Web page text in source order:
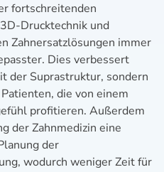
fortschreitenden
Drucktechnik und
Zahnersatzlösungen immer
Dies verbessert
der Suprastruktur, sondern
die von einem
profitieren. Außerdem
der Zahnmedizin eine
der
wodurch weniger Zeit für